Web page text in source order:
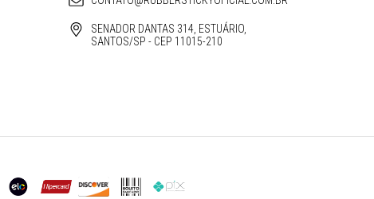
SENADOR DANTAS 314, ESTUÁRIO,
SANTOS/SP - CEP 11015-210